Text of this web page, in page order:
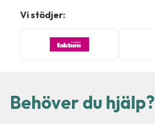
Vi stödjer:
Behöver du hjälp?